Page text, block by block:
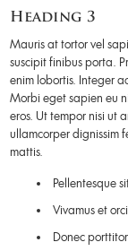
Heading 3
Mauris at tortor vel
suscipit finibus porta.
enim lobortis. Integer
Morbi eget sapien eu
eros. Ut tempor nisi ut
ullamcorper dignissim
mattis.
Pellentesque
Vivamus et
Donec